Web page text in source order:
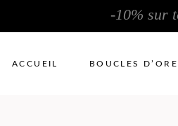
-10% sur
ACCUEIL BOUCLES